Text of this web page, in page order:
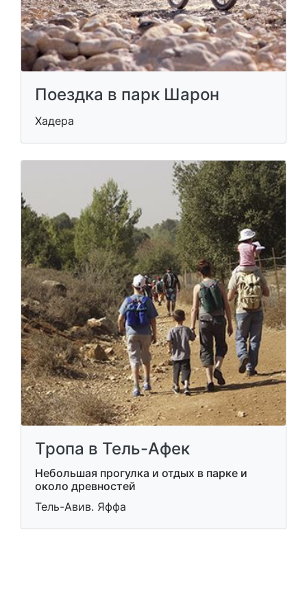
Поездка в парк Шарон
Хадера
Тропа в Тель-Афек
Небольшая прогулка и отдых в парке и
около древностей
Тель-Авив. Яффа